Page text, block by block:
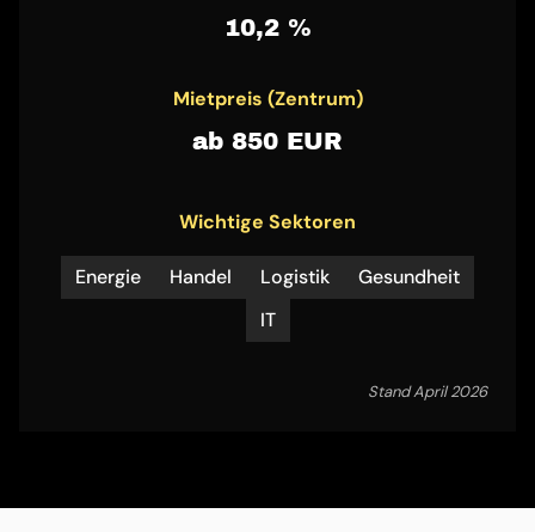
10,2 %
Mietpreis (Zentrum)
ab 850 EUR
Wichtige Sektoren
Energie Handel Logistik
Gesundheit
IT
Stand April 2026